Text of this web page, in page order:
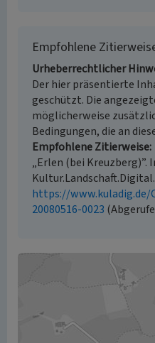
Empfohlene
Urheberrechtlicher
Der hier präsentierte
geschützt. Die
möglicherweise
Bedingungen, die an
Empfohlene Zitierweise
„Erlen (bei Kreuzberg)”.
Kultur.Landschaft.Digital.
https://www.kuladig.de/
20080516-0023